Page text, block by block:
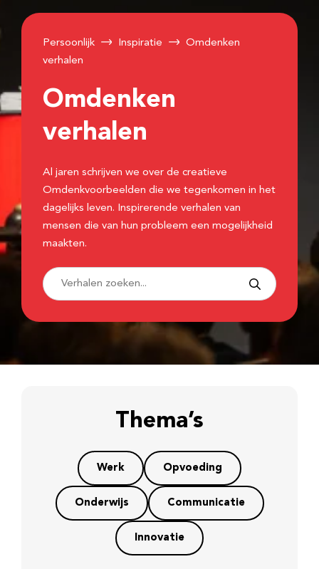
Persoonlijk Inspiratie
Omdenken
verhalen
Omdenken
verhalen
Al jaren schrijven we over de creatieve
Omdenkvoorbeelden die we tegenkomen in het
dagelijks leven. Inspirerende verhalen van
mensen die van hun probleem een mogelijkheid
maakten.
Thema’s
Werk Opvoeding
Onderwijs Communicatie
Innovatie